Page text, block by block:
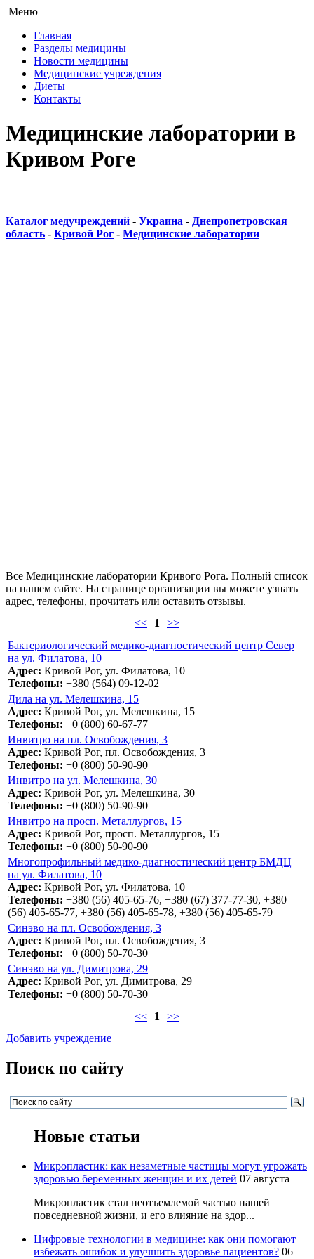
Меню
Главная
Разделы медицины
Новости медицины
Медицинские учреждения
Диеты
Контакты
Медицинские лаборатории в
Кривом Роге
Каталог медучреждений - Украина - Днепропетровская
область - Кривой Рог - Медицинские лаборатории
Все Медицинские лаборатории Кривого Рога. Полный список
на нашем сайте. На странице организации вы можете узнать
адрес, телефоны, прочитать или оставить отзывы.
<<
1 >>
Бактериологический медико-диагностический центр Север
на ул. Филатова, 10
Адрес: Кривой Рог, ул. Филатова, 10
Телефоны: +380 (564) 09-12-02
Дила на ул. Мелешкина, 15
Адрес: Кривой Рог, ул. Мелешкина, 15
Телефоны: +0 (800) 60-67-77
Инвитро на пл. Освобождения, 3
Адрес: Кривой Рог, пл. Освобождения, 3
Телефоны: +0 (800) 50-90-90
Инвитро на ул. Мелешкина, 30
Адрес: Кривой Рог, ул. Мелешкина, 30
Телефоны: +0 (800) 50-90-90
Инвитро на просп. Металлургов, 15
Адрес: Кривой Рог, просп. Металлургов, 15
Телефоны: +0 (800) 50-90-90
Многопрофильный медико-диагностический центр БМДЦ
на ул. Филатова, 10
Адрес: Кривой Рог, ул. Филатова, 10
Телефоны: +380 (56) 405-65-76, +380 (67) 377-77-30, +380
(56) 405-65-77, +380 (56) 405-65-78, +380 (56) 405-65-79
Синэво на пл. Освобождения, 3
Адрес: Кривой Рог, пл. Освобождения, 3
Телефоны: +0 (800) 50-70-30
Синэво на ул. Димитрова, 29
Адрес: Кривой Рог, ул. Димитрова, 29
Телефоны: +0 (800) 50-70-30
<<
1 >>
Добавить учреждение
Поиск по сайту
Новые статьи
Микропластик: как незаметные частицы могут угрожать
здоровью беременных женщин и их детей 07 августа
Микропластик стал неотъемлемой частью нашей
повседневной жизни, и его влияние на здор...
Цифровые технологии в медицине: как они помогают
избежать ошибок и улучшить здоровье пациентов? 06